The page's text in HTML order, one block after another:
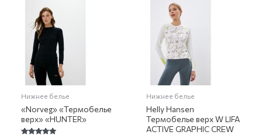
Нижнее белье
«Norveg» «Термобелье
верх» «HUNTER»
Нижнее белье
Helly Hansen
Термобелье верх W LIFA
ACTIVE GRAPHIC CREW